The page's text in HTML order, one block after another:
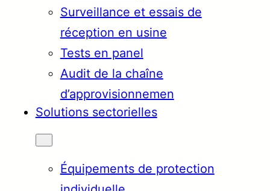
Surveillance et essais de
réception en usine
Tests en panel
Audit de la chaîne
d’approvisionnemen
Solutions sectorielles
Équipements de protection